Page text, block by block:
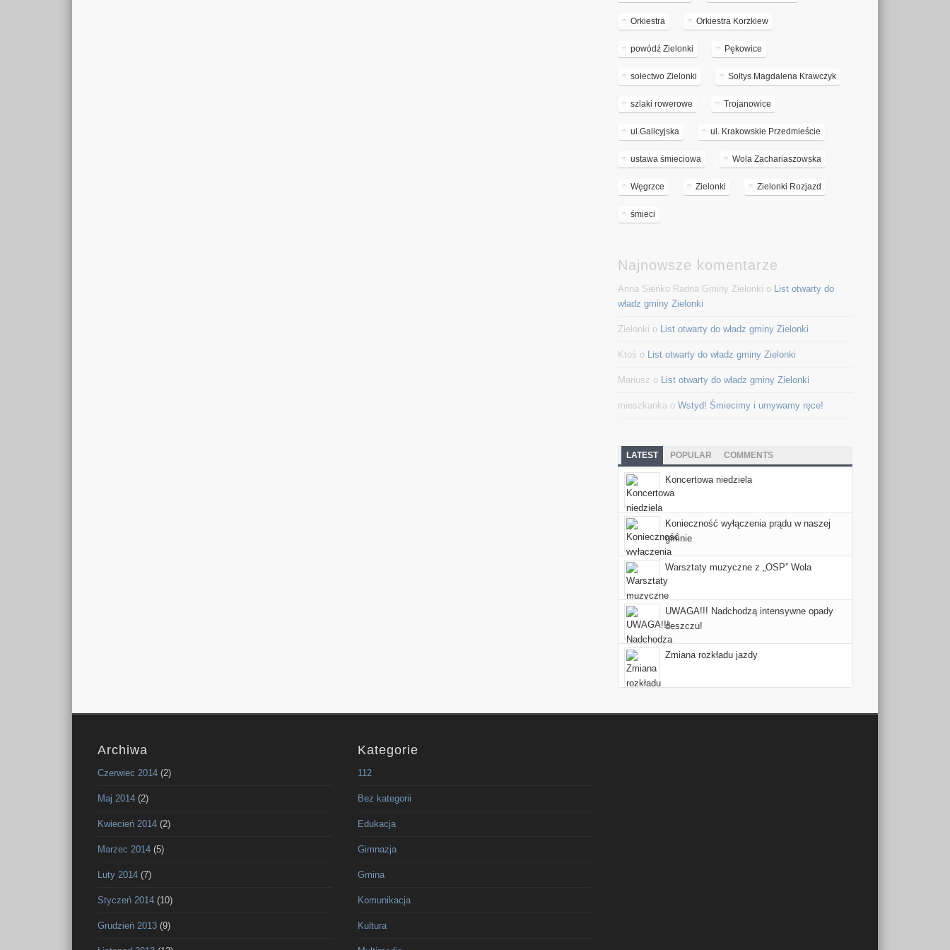
Orkiestra Orkiestra Korzkiew
powódź Zielonki Pękowice
sołectwo Zielonki Sołtys Magdalena Krawczyk
szlaki rowerowe Trojanowice
ul.Galicyjska ul. Krakowskie Przedmieście
ustawa śmieciowa Wola Zachariaszowska
Węgrzce Zielonki Zielonki Rozjazd
śmieci
Najnowsze komentarze
Anna Sieńko Radna Gminy Zielonki o List otwarty do
władz gminy Zielonki
Zielonki o List otwarty do władz gminy Zielonki
Ktoś o List otwarty do władz gminy Zielonki
Mariusz o List otwarty do władz gminy Zielonki
mieszkanka oWstyd! Śmiecimy i umywamy ręce!
LATEST POPULAR COMMENTS
Koncertowa niedziela
Konieczność wyłączenia prądu w naszej
gminie
Warsztaty muzyczne z „OSP” Wola
UWAGA!!! Nadchodzą intensywne opady
deszczu!
Zmiana rozkładu jazdy
Archiwa
Czerwiec 2014 (2)
Maj 2014 (2)
Kwiecień 2014 (2)
Marzec 2014 (5)
Luty 2014 (7)
Styczeń 2014 (10)
Grudzień 2013 (9)
Kategorie
112
Bez kategorii
Edukacja
Gimnazja
Gmina
Komunikacja
Kultura